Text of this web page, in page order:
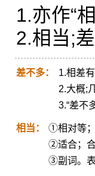
1.亦作“相
2.相当;差
差不多：
1.相差
2.大概;
3.“差不
相当：
①相对等
②适合；合
③副词。